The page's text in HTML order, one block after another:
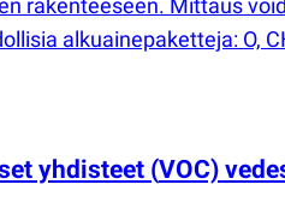
rakenteeseen. Mittaus
alkuainepaketteja: O,
yhdisteet (VOC)